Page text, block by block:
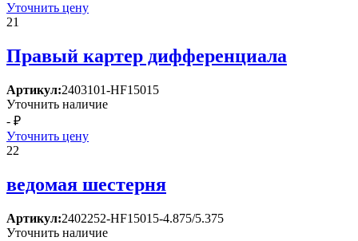
Уточнить цену
21
Правый картер дифференциала
Артикул:2403101-HF15015
Уточнить наличие
- ₽
Уточнить цену
22
ведомая шестерня
Артикул:2402252-HF15015-4.875/5.375
Уточнить наличие